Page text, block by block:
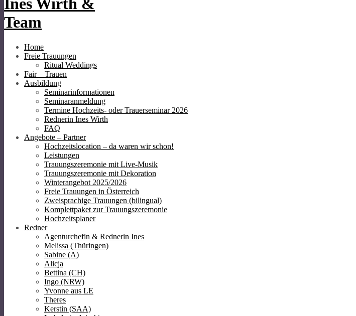
Home
Freie Trauungen
Ritual Weddings
Fair – Trauen
Ausbildung
Seminarinformationen
Seminaranmeldung
Termine Hochzeits- oder Trauerseminar 2026
Rednerin Ines Wirth
FAQ
Angebote – Partner
Hochzeitslocation – da waren wir schon!
Leistungen
Trauungszeremonie mit Live-Musik
Trauungszeremonie mit Dekoration
Winterangebot 2025/2026
Freie Trauungen in Österreich
Zweisprachige Trauungen (bilingual)
Komplettpaket zur Trauungszeremonie
Hochzeitsplaner
Redner
Agenturchefin & Rednerin Ines
Melissa (Thüringen)
Sabine (A)
Alicja
Bettina (CH)
Ingo (NRW)
Yvonne aus LE
Theres
Kerstin (SAA)